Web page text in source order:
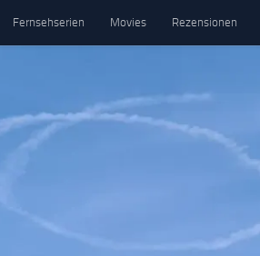
Fernsehserien Movies Rezensionen